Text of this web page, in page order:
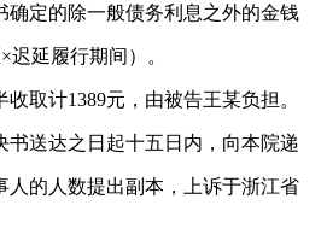
确定的除一般债务利息之外的金钱
延履行期间）。
取计1389元，由被告王某负担。
书送达之日起十五日内，向本院递
人的人数提出副本，上诉于浙江省